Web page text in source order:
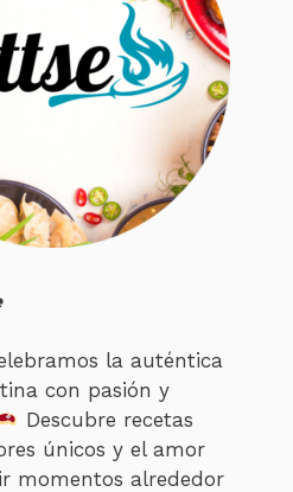
la auténtica
con pasión y
Descubre recetas
únicos y el amor
momentos alrededor